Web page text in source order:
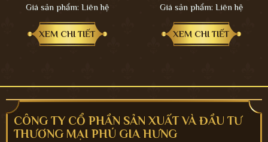
Giá sản phẩm: Liên hệ
XEM CHI TIẾT
Giá sản phẩm: Liên hệ
XEM CHI TIẾT
CÔNG TY CỔ PHẦN SẢN XUẤT VÀ ĐẦU TƯ
THƯƠNG MẠI PHÚ GIA HƯNG